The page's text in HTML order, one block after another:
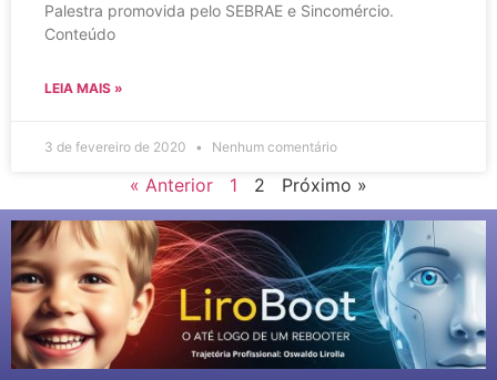
Palestra promovida pelo SEBRAE e Sincomércio.
Conteúdo
LEIA MAIS »
3 de fevereiro de 2020 Nenhum comentário
« Anterior 1 2 Próximo »